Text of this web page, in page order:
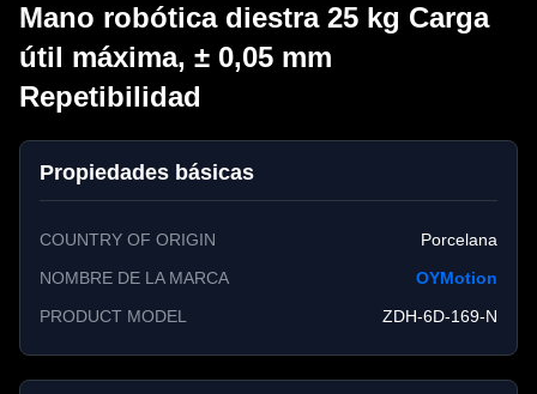
Mano robótica diestra 25 kg Carga
útil máxima, ± 0,05 mm
Repetibilidad
Propiedades básicas
COUNTRY OF ORIGIN
Porcelana
NOMBRE DE LA MARCA
OYMotion
PRODUCT MODEL
ZDH-6D-169-N